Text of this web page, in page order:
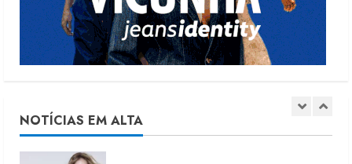
NOTÍCIAS EM ALTA
5
4 de agosto de 2026
1